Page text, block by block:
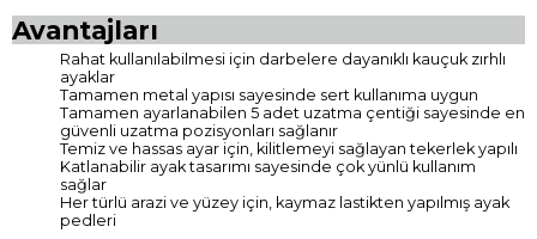
Avantajları
Rahat kullanılabilmesi için darbelere dayanıklı kauçuk zırhlı
ayaklar
Tamamen metal yapısı sayesinde sert kullanıma uygun
Tamamen ayarlanabilen 5 adet uzatma çentiği sayesinde en
güvenli uzatma pozisyonları sağlanır
Temiz ve hassas ayar için, kilitlemeyi sağlayan tekerlek yapılı
Katlanabilir ayak tasarımı sayesinde çok yünlü kullanım
sağlar
Her türlü arazi ve yüzey için, kaymaz lastikten yapılmış ayak
pedleri